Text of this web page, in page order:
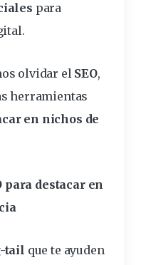
para
olvidar el SEO,
herramientas
en nichos de
para destacar en
tail que te ayuden